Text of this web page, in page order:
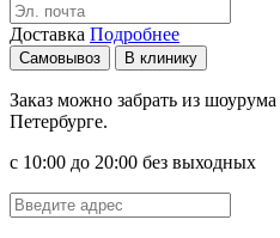
Доставка Подробнее
Самовывоз В клинику
Заказ можно забрать из
Петербурге.
с 10:00 до 20:00 без выходных